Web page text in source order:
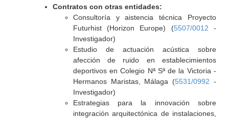
Contratos con otras entidades:
Consultoría y aistencia técnica Proyecto
Futurhist (Horizon Europe) (5507/0012 -
Investigador)
Estudio de actuación acústica sobre
afección de ruido en establecimientos
deportivos en Colegio Nª Sª de la Victoria -
Hermanos Maristas, Málaga (5531/0992 -
Investigador)
Estrategias para la innovación sobre
integración arquitectónica de instalaciones,